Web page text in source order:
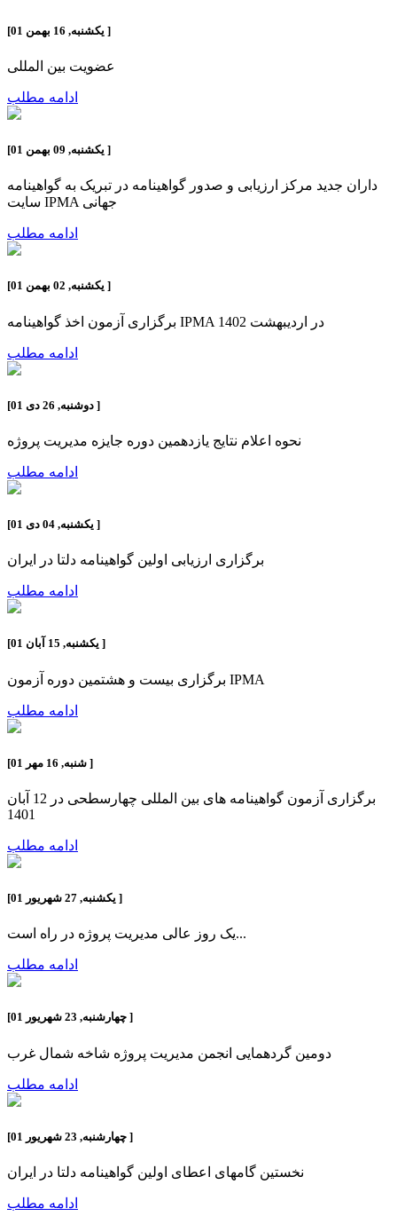
[ ]
عضویت بین المللی
ادامه مطلب
[ ]
تبریک به گواهینامه‎ داران جدید مرکز ارزیابی و صدور گواهینامه در
سایت IPMA جهانی
ادامه مطلب
[ ]
برگزاری آزمون اخذ گواهینامه IPMA در اردیبهشت 1402
ادامه مطلب
[ ]
نحوه اعلام نتایج یازدهمین دوره جایزه مدیریت پروژه
ادامه مطلب
[ ]
برگزاری ارزیابی اولین گواهینامه دلتا در ایران
ادامه مطلب
[ ]
برگزاری بیست و هشتمین دوره آزمون IPMA
ادامه مطلب
[ ]
برگزاری آزمون گواهینامه های بین المللی چهارسطحی در 12 آبان
1401
ادامه مطلب
[ ]
یک روز عالی مدیریت پروژه در راه است...
ادامه مطلب
[ ]
دومین گردهمایی انجمن مدیریت پروژه شاخه شمال غرب
ادامه مطلب
[ ]
نخستین گامهای اعطای اولین گواهینامه دلتا در ایران
ادامه مطلب